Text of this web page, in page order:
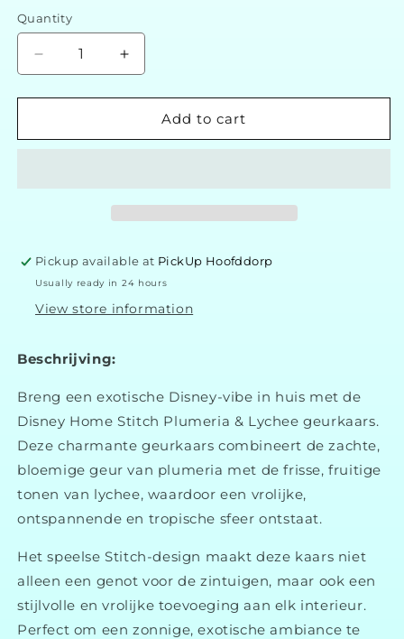
Quantity
Decrease
quantity
for
Home
Increase
quantity
for
Disney
Home
Add to cart
Pickup available at PickUp Hoofddorp
Usually ready in 24 hours
View store information
Beschrijving:
Breng een exotische Disney-vibe in huis met de
Disney Home Stitch Plumeria & Lychee geurkaars.
Deze charmante geurkaars combineert de zachte,
bloemige geur van plumeria met de frisse, fruitige
tonen van lychee, waardoor een vrolijke,
ontspannende en tropische sfeer ontstaat.
Het speelse Stitch-design maakt deze kaars niet
alleen een genot voor de zintuigen, maar ook een
stijlvolle en vrolijke toevoeging aan elk interieur.
Perfect om een zonnige, exotische ambiance te